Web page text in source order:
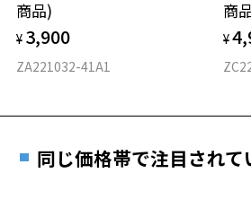
D 仕上がりの横幅：約137mm
E 仕上がりの縦幅：約34mm
8.9g
力測定をおすすめいたします。
安心3 かかり具合調整無料
す。
ご購入時に「レンズ交換券」をお選び
度数を測定のうえ、度付きレンズ（標
料交換いただけます。
お近くのZoff実店舗にて度数を測定い
その際は記入用紙をダウンロードして
商品)
¥ 3,900
ZA221032-41A1
商
¥
同じ価格帯で注目されて